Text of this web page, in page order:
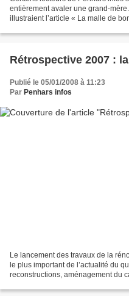
entièrement avaler une grand-
illustraient l’article « La malle de
Rétrospective 2007 :
Publié le 05/01/2008 à 11:23
Par Penhars infos
Le lancement des travaux de la
le plus important de l’actualité du
reconstructions, aménagement du